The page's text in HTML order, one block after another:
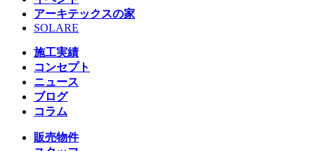
アーキテックスの家
SOLARE
施工実績
コンセプト
ニュース
ブログ
コラム
販売物件